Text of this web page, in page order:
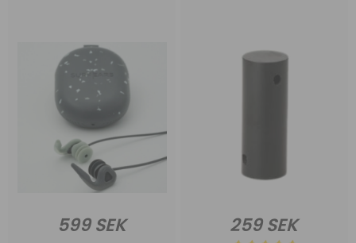
599 SEK 259 SEK